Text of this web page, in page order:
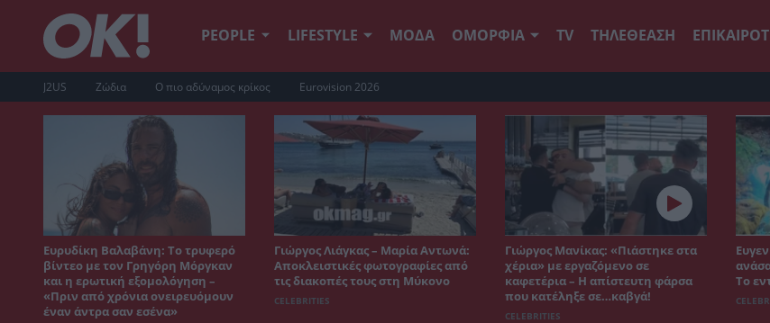
PEOPLE LIFESTYLE ΜΟΔΑ ΟΜΟΡΦΙΑ TV ΤΗΛΕΘΕΑΣΗ
J2US Ζώδια Ο πιο αδύναμος κρίκος Eurovision 2026
Ευρυδίκη Βαλαβάνη: Το τρυφερό
βίντεο με τον Γρηγόρη Μόργκαν
και η ερωτική εξομολόγηση –
«Πριν από χρόνια ονειρευόμουν
έναν άντρα σαν εσένα»
Γιώργος Λιάγκας – Μαρία Αντωνά:
Αποκλειστικές φωτογραφίες από
τις διακοπές τους στη Μύκονο
CELEBRITIES
Γιώργος Μανίκας: «Πιάστηκε στα
χέρια» με εργαζόμενο σε
καφετέρια – Η απίστευτη φάρσα
που κατέληξε σε…καβγά!
CELEBRITIES
Το